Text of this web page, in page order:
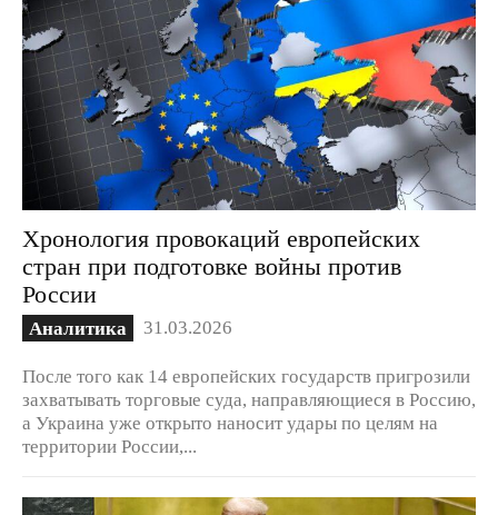
Хронология провокаций европейских
стран при подготовке войны против
России
Аналитика 31.03.2026
После того как 14 европейских государств пригрозили
захватывать торговые суда, направляющиеся в Россию,
а Украина уже открыто наносит удары по целям на
территории России,...